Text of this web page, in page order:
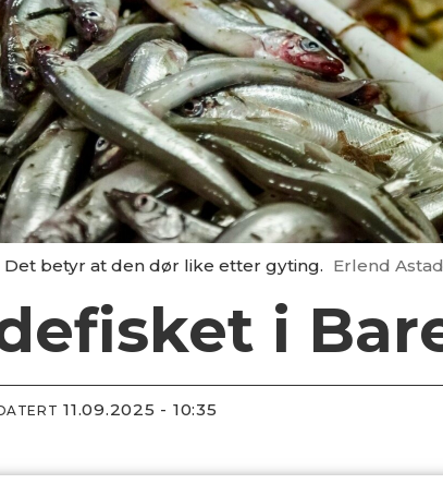
betyr at den dør like etter gyting. Erlend
i
11.09.2025 - 10:35